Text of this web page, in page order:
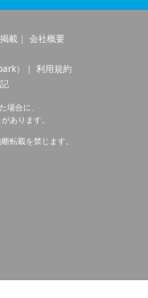
載
会社概要
）
利用規約
合に、
あります。
転載を禁じます。